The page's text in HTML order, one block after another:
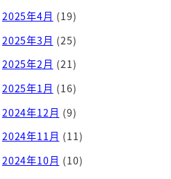
2025年4月 (19)
2025年3月 (25)
2025年2月 (21)
2025年1月 (16)
2024年12月 (9)
2024年11月 (11)
2024年10月 (10)